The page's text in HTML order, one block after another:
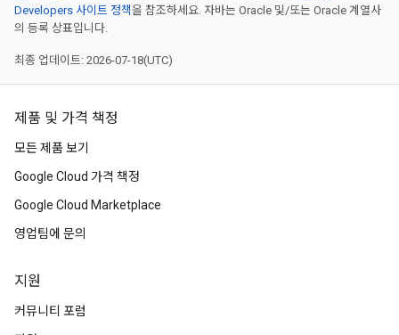
Developers 사이트 정책을 참조하세요. 자바는 Oracle 및/또는 Oracle 계열사
의 등록 상표입니다.
최종 업데이트: 2026-07-18(UTC)
제품 및 가격 책정
모든 제품 보기
Google Cloud 가격 책정
Google Cloud Marketplace
영업팀에 문의
지원
커뮤니티 포럼